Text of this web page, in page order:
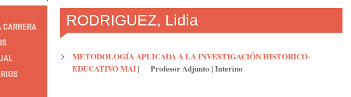
CARRERA
RODRIGUEZ, Lidia
METODOLOGÍA APLICADA A LA INVESTIGACIÓN HISTORICO-
EDUCATIVO MAI| Profesor Adjunto | Interino